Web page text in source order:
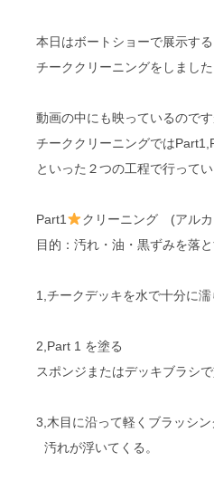
本日はボートショーで展示す
チーククリーニングをしました
動画の中にも映っているので
チーククリーニングでは
といった２つの工程で行って
Part1
クリーニング (アルカ
目的：汚れ・油・黒ずみを落
1,チークデッキを水で十分に
2,Part 1 を塗る
スポンジまたはデッキブラシ
3,木目に沿って軽くブラッシ
汚れが浮いてくる。